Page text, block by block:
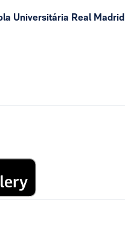
Universitária Real Madrid